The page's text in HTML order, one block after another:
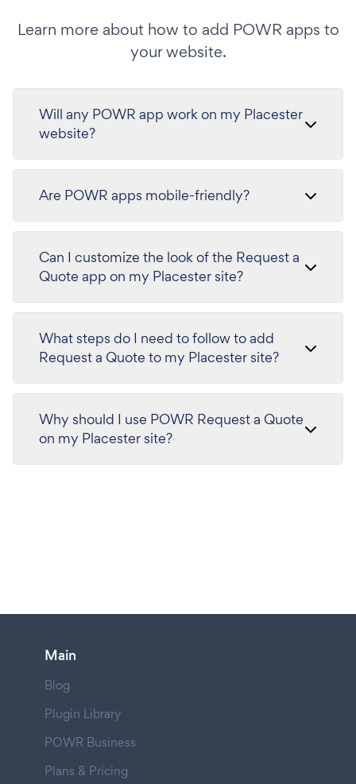
Learn more about how to add POWR apps to
your website.
Will any POWR app work on my Placester
website?
Are POWR apps mobile-friendly?
Can I customize the look of the Request a
Quote app on my Placester site?
What steps do I need to follow to add
Request a Quote to my Placester site?
Why should I use POWR Request a Quote
on my Placester site?
Main
Blog
Plugin Library
POWR Business
Plans & Pricing